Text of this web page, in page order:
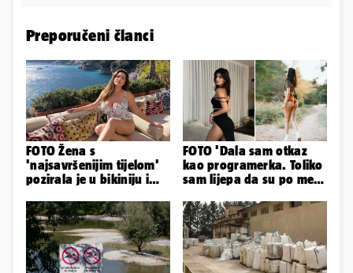
Preporučeni članci
FOTO Žena s
'najsavršenijim tijelom'
pozirala je u bikiniju i
obline...
FOTO 'Dala sam otkaz
kao programerka. Toliko
sam lijepa da su po meni